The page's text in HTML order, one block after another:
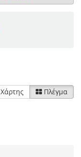
Χάρτης Πλέγμα